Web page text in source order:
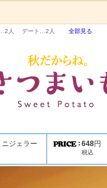
2人 デート… 2人 全部見る
ジェラー
648円
税込